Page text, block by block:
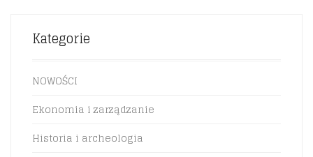
Kategorie
NOWOŚCI
Ekonomia i zarządzanie
Historia i archeologia